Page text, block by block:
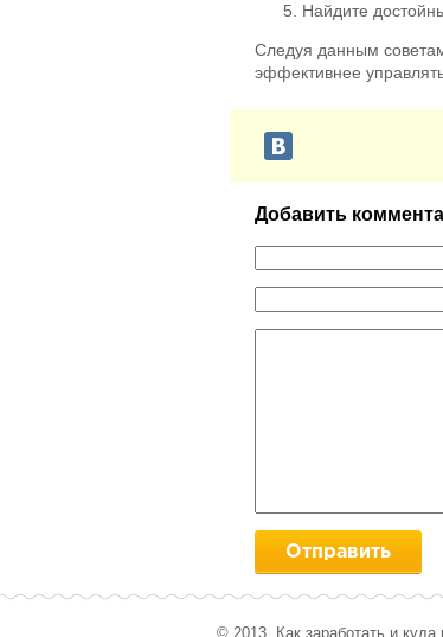
Найдите
Следуя данным
эффективнее
Добавить
© 2013. Как заработать и куда